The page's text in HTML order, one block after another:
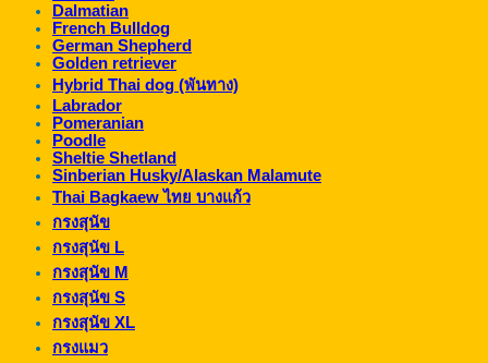
Dalmatian
French Bulldog
German Shepherd
Golden retriever
Hybrid Thai dog (พันทาง)
Labrador
Pomeranian
Poodle
Sheltie Shetland
Sinberian Husky/Alaskan Malamute
Thai Bagkaew ไทย บางแก้ว
กรงสุนัข
กรงสุนัข L
กรงสุนัข M
กรงสุนัข S
กรงสุนัข XL
กรงแมว